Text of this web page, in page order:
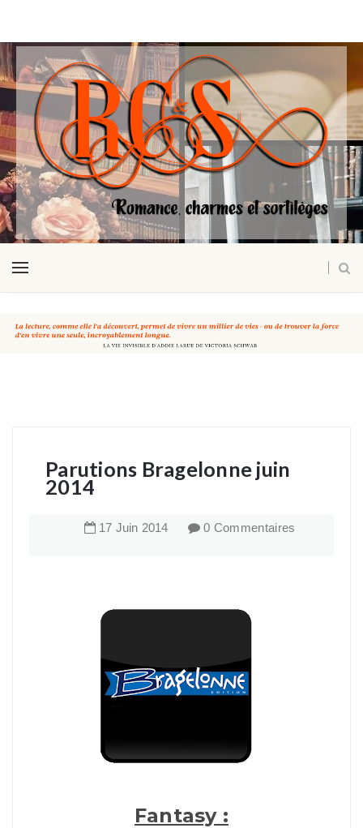
Parutions Bragelonne juin
2014
17 Juin 2014 0 Commentaires
Fantasy :